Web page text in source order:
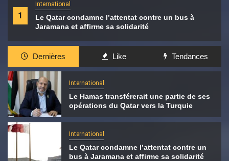
1
International
Le Qatar condamne l’attentat contre un bus à
Jaramana et affirme sa solidarité
Dernières Like Tendances
International
Le Hamas transférerait une partie de ses
opérations du Qatar vers la Turquie
International
Le Qatar condamne l’attentat contre un
bus à Jaramana et affirme sa solidarité